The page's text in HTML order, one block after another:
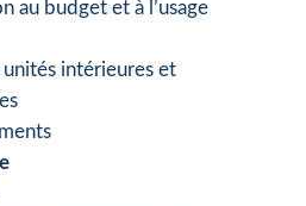
au budget et à l’usage
unités intérieures et